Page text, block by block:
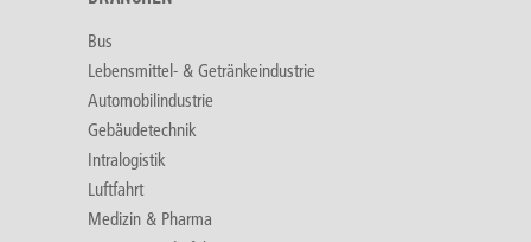
Bus
Lebensmittel- & Getränkeindustrie
Automobilindustrie
Gebäudetechnik
Intralogistik
Luftfahrt
Medizin & Pharma